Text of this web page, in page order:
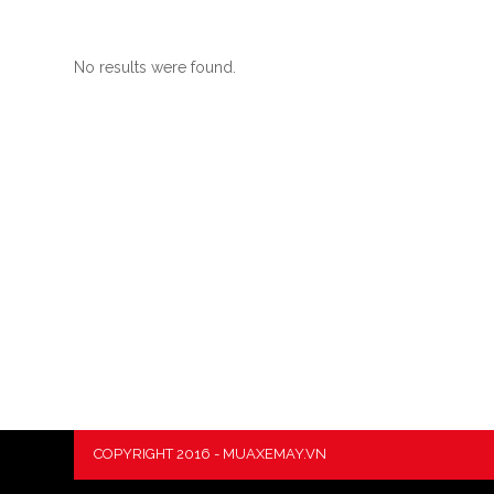
No results were found.
COPYRIGHT 2016 - MUAXEMAY.VN